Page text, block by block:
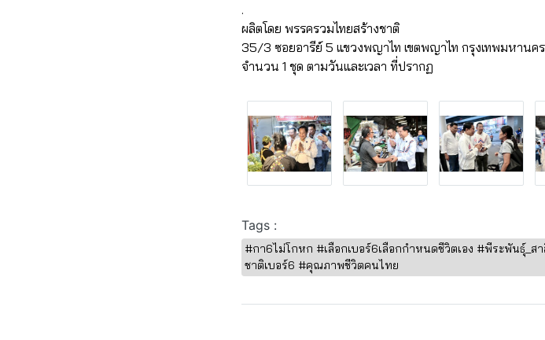
.
ผลิตโดย พรรครวมไทยสร้างชาติ
35/3 ซอยอารีย์ 5 แขวงพญาไท เขตพญาไท กรุงเทพมหานค
จำนวน 1 ชุด ตามวันและเวลา ที่ปรากฏ
Tags :
#กา6ไม่โกหก #เลือกเบอร์6เลือกกำหนดชีวิตเอง #พีระพันธุ์_
ชาติเบอร์6 #คุณภาพชีวิตคนไทย